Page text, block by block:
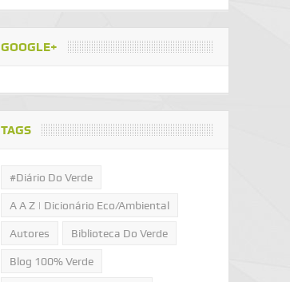
GOOGLE+
TAGS
#Diário Do Verde
A A Z | Dicionário Eco/Ambiental
Autores Biblioteca Do Verde
Blog 100% Verde